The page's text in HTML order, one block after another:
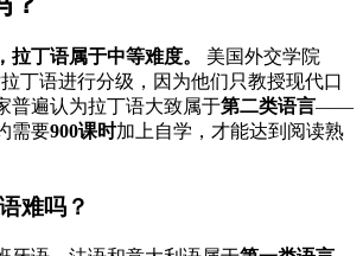
拉丁语属于中等难度。
美国外交学院
拉丁语进行分级，因为他们只教授现代口
普遍认为拉丁语大致属于第二类语言——
需要900课时加上自学，才能达到阅读熟
难吗？